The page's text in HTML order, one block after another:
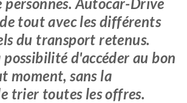
tout avec les différents
du transport retenus.
possibilité d'accéder au bon
moment, sans la
trier toutes les offres.